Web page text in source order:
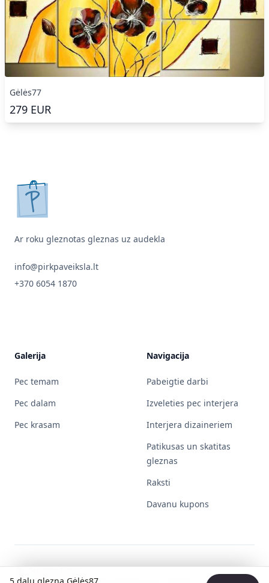
Gėlės77
279 EUR
pirkpaveiksla.lt
Ar roku gleznotas gleznas uz audekla
info@pirkpaveiksla.lt
+370 6054 1870
Galerija
Pec temam
Pec dalam
Pec krasam
Navigacija
Pabeigtie darbi
Izveleties pec interjera
Interjera dizaineriem
Patikusas un skatitas
gleznas
Raksti
Davanu kupons
Surinin Pavel